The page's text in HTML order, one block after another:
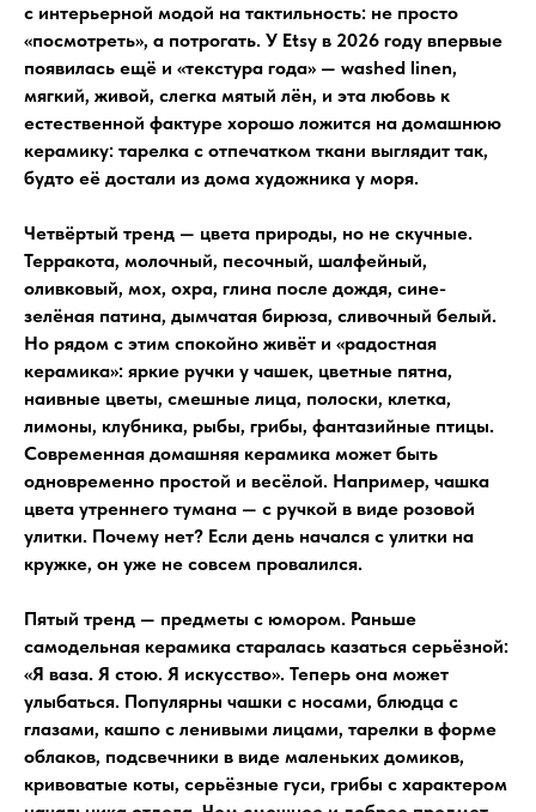
с интерьерной модой на тактильность: не просто
«посмотреть», а потрогать. У Etsy в 2026 году впервые
появилась ещё и «текстура года» — washed linen,
мягкий, живой, слегка мятый лён, и эта любовь к
естественной фактуре хорошо ложится на домашнюю
керамику: тарелка с отпечатком ткани выглядит так,
будто её достали из дома художника у моря.
Четвёртый тренд — цвета природы, но не скучные.
Терракота, молочный, песочный, шалфейный,
оливковый, мох, охра, глина после дождя, сине-
зелёная патина, дымчатая бирюза, сливочный белый.
Но рядом с этим спокойно живёт и «радостная
керамика»: яркие ручки у чашек, цветные пятна,
наивные цветы, смешные лица, полоски, клетка,
лимоны, клубника, рыбы, грибы, фантазийные птицы.
Современная домашняя керамика может быть
одновременно простой и весёлой. Например, чашка
цвета утреннего тумана — с ручкой в виде розовой
улитки. Почему нет? Если день начался с улитки на
кружке, он уже не совсем провалился.
Пятый тренд — предметы с юмором. Раньше
самодельная керамика старалась казаться серьёзной:
«Я ваза. Я стою. Я искусство». Теперь она может
улыбаться. Популярны чашки с носами, блюдца с
глазами, кашпо с ленивыми лицами, тарелки в форме
облаков, подсвечники в виде маленьких домиков,
кривоватые коты, серьёзные гуси, грибы с характером